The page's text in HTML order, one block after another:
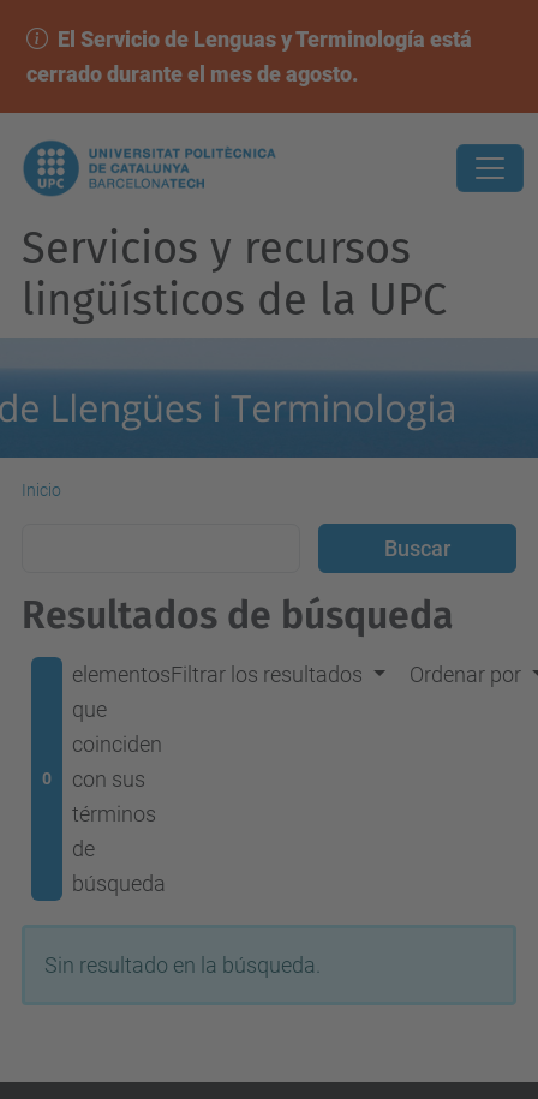
El Servicio de Lenguas y Terminología está
cerrado durante el mes de agosto.
Servicios y recursos
lingüísticos de la UPC
Inicio
Resultados de búsqueda
0
elementos
que
coinciden
con sus
términos
de
búsqueda
Filtrar los resultados Ordenar por
Sin resultado en la búsqueda.